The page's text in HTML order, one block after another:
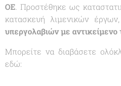
ΟΕ. Προστέθηκε ως
κατασκευή λιμενικών
υπεργολαβιών με αντικείμενο
Μπορείτε να διαβάσετε
εδώ: